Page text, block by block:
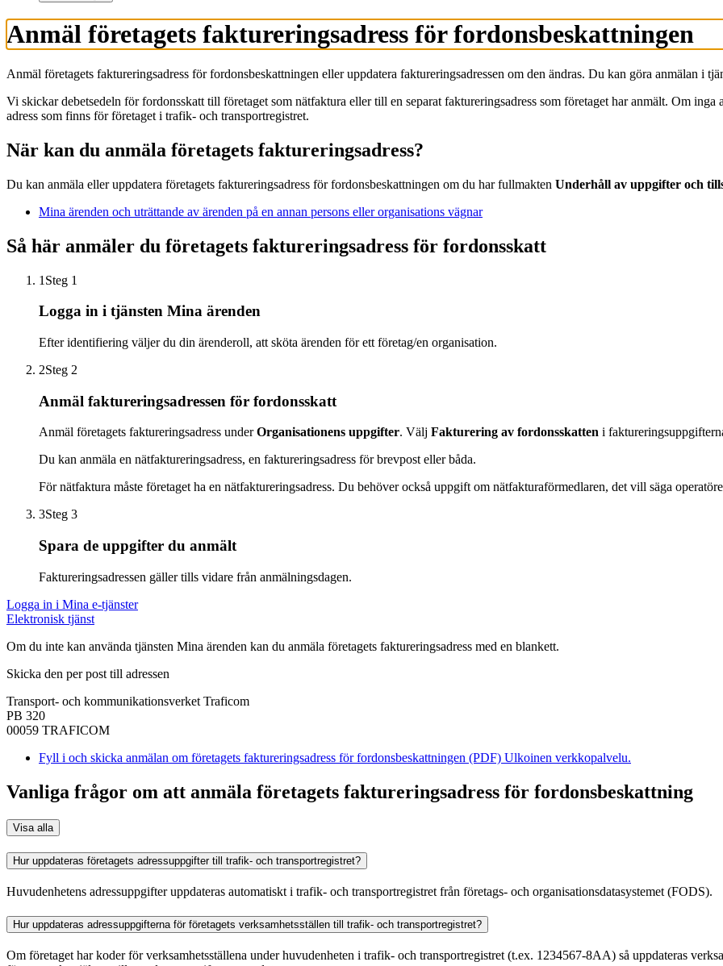
Anmäl företagets faktureringsadress för fordonsbeskattningen
Anmäl företagets faktureringsadress för fordonsbeskattningen eller uppdatera faktureringsadressen om den ändras. Du kan göra anmälan i
Vi skickar debetsedeln för fordonsskatt till företaget som nätfaktura eller till en separat faktureringsadress som företaget har anmält. Om
adress som finns för företaget i trafik- och transportregistret.
När kan du anmäla företagets faktureringsadress?
Du kan anmäla eller uppdatera företagets faktureringsadress för fordonsbeskattningen om du har fullmakten Underhåll av uppgifter och
Mina ärenden och uträttande av ärenden på en annan persons eller organisations vägnar
Så här anmäler du företagets faktureringsadress för fordonsskatt
1 Steg 1
Logga in i tjänsten Mina ärenden
Efter identifiering väljer du din ärenderoll, att sköta ärenden för ett företag/en organisation.
2Steg 2
Anmäl faktureringsadressen för fordonsskatt
Anmäl företagets faktureringsadress underOrganisationens uppgifter. Välj Fakturering av fordonsskatten i
Du kan anmäla en nätfaktureringsadress, en faktureringsadress för brevpost eller båda.
För nätfaktura måste företaget ha en nätfaktureringsadress. Du behöver också uppgift om nätfakturaförmedlaren, det vill säga
3Steg 3
Spara de uppgifter du anmält
Faktureringsadressen gäller tills vidare från anmälningsdagen.
Logga in i Mina e-tjänster
Elektronisk tjänst
Om du inte kan använda tjänsten Mina ärenden kan du anmäla företagets faktureringsadress med en blankett.
Skicka den per post till adressen
Transport- och kommunikationsverket Traficom
PB 320
00059 TRAFICOM
Fyll i och skicka anmälan om företagets faktureringsadress för fordonsbeskattningen (PDF) Ulkoinen verkkopalvelu.
Vanliga frågor om att anmäla företagets faktureringsadress för fordonsbeskattning
Visa alla
Hur uppdateras företagets adressuppgifter till trafik- och transportregistret?
Huvudenhetens adressuppgifter uppdateras automatiskt i trafik- och transportregistret från företags- och organisationsdatasystemet (FODS).
Hur uppdateras adressuppgifterna för företagets verksamhetsställen till trafik- och transportregistret?
Om företaget har koder för verksamhetsställena under huvudenheten i trafik- och transportregistret (t.ex. 1234567-8AA) så uppdateras